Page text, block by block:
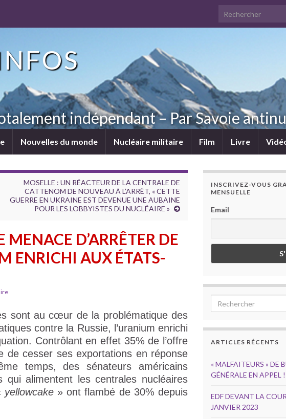
Search for:
indépendant – Par Savoie
Nouvelles du monde Nucléaire militaire Film Livre
MOSELLE : UN RÉACTEUR DE LA CENTRALE DE
CATTENOM DE NOUVEAU À L’ARRÊT, « CETTE
GUERRE EN UKRAINE EST DEVENUE UNE AUBAINE
POUR LES LOBBYISTES DU NUCLÉAIRE »
MENACE D’ARRÊTER DE
ENRICHI AUX ÉTATS-
sont au cœur de la problématique des
contre la Russie, l’uranium enrichi
Contrôlant en effet 35% de l’offre
de cesser ses exportations en réponse
temps, des sénateurs américains
qui alimentent les centrales nucléaires
yellowcake» ont flambé de 30% depuis
INSCRIVEZ-VOUS
MENSUELLE
Email
Search for:
ARTICLES RÉCENTS
« MALFAITEURS » DE
GÉNÉRALE EN APPEL !
EDF DEVANT LA
JANVIER 2023